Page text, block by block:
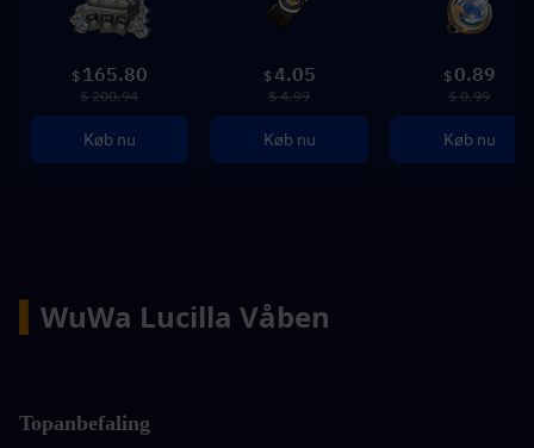
$ 165.80
$ 200.94
Køb nu
$4.05
$ 4.99
Køb nu
$ 0.89
$ 0.99
Køb nu
WuWa Lucilla Våben
Topanbefaling